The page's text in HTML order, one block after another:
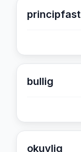
principfast
bullig
okuvlig